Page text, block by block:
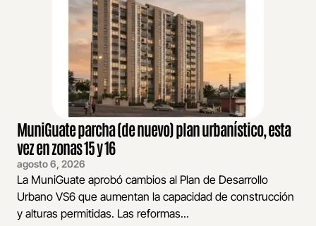
MuniGuate parcha (de nuevo) plan urbanístico, esta
vez en zonas 15 y 16
agosto 6, 2026
La MuniGuate aprobó cambios al Plan de Desarrollo
Urbano VS6 que aumentan la capacidad de construcción
y alturas permitidas. Las reformas...